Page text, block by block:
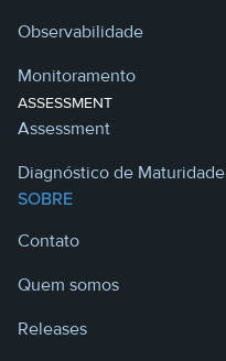
Observabilidade
Monitoramento
ASSESSMENT
Assessment
Diagnóstico de Maturidade
SOBRE
Contato
Quem somos
Releases